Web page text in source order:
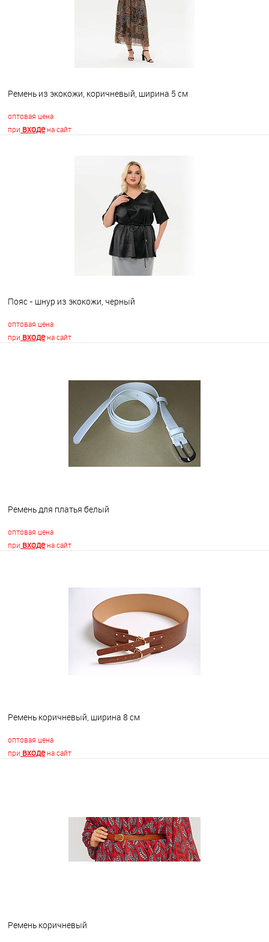
Ремень из экокожи, коричневый, ширина 5 см
оптовая цена
при входена сайт
В корзину
Пояс - шнур из экокожи, черный
оптовая цена
при входена сайт
Недоступно
Ремень для платья белый
оптовая цена
при входена сайт
В наличии
Ремень коричневый, ширина 8 см
оптовая цена
при входена сайт
В наличии
Ремень коричневый